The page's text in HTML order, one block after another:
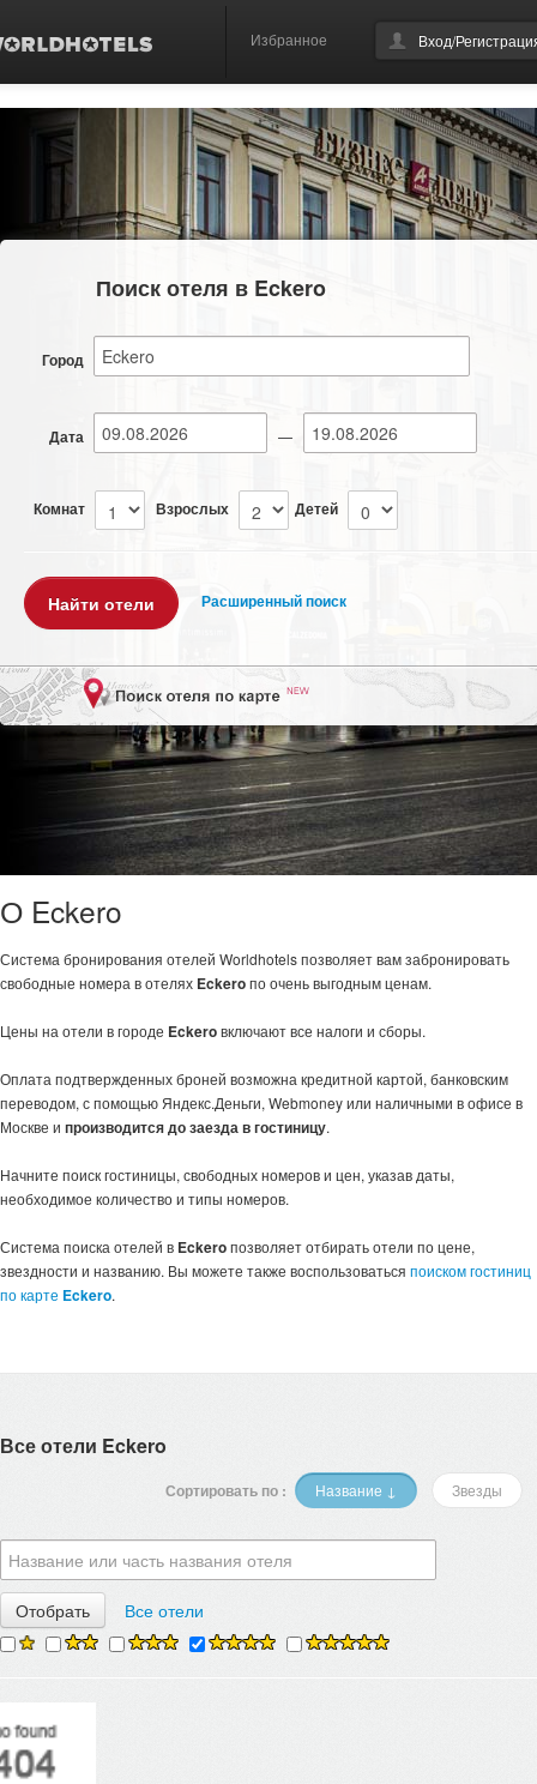
Избранное Вход/
Поиск отеля в Eckero
Город
Дата —
Комнат Взрослых Детей
Расширенный поиск
О Eckero
Система бронирования отелей Worldhotels позволяет вам забронировать
свободные номера в отелях Eckeroпо очень выгодным ценам.
Цены на отели в городе Eckeroвключают все налоги и сборы.
Оплата подтвержденных броней возможна кредитной картой, банковским
переводом, с помощью Яндекс.Деньги, Webmoney или наличными в офисе в
Москве и производится до заезда в гостиницу.
Начните поиск гостиницы, свободных номеров и цен, указав даты,
необходимое количество и типы номеров.
Система поиска отелей в Eckeroпозволяет отбирать отели по цене,
звездности и названию. Вы можете также воспользоваться поиском гостиниц
по карте Eckero.
Все отели Eckero
Сортировать по : Название ↓ Звезды
Все отели